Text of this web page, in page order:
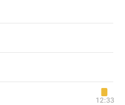
12:33